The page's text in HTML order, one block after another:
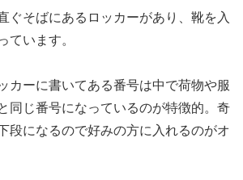
ぐそばにあるロッカーがあり、靴を入
ています。
カーに書いてある番号は中で荷物や服
同じ番号になっているのが特徴的。奇
段になるので好みの方に入れるのがオ